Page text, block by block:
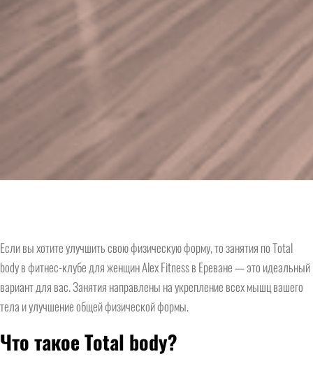
Если вы хотите улучшить свою физическую форму, то занятия по Total
body в фитнес-клубе для женщин Alex Fitness в Ереване — это идеальный
вариант для вас. Занятия направлены на укрепление всех мышц вашего
тела и улучшение общей физической формы.
Что такое Total body?